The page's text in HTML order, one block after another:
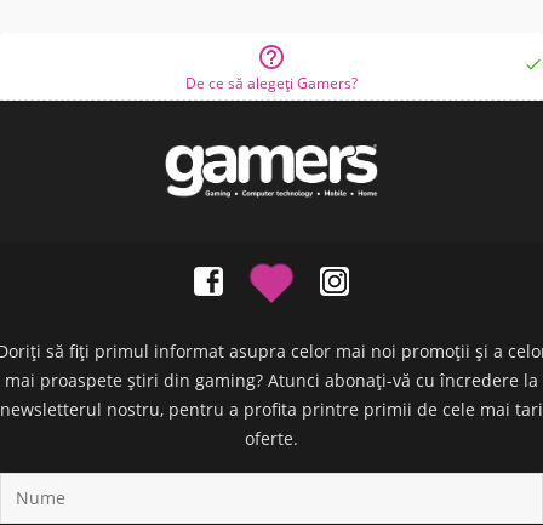

De ce să alegeți Gamers?

să fiți primul informat asupra celor mai noi promoții și a
mai proaspete știri din gaming? Atunci abonați-vă cu încredere la
newsletterul nostru, pentru a profita printre primii de cele mai tari
oferte.